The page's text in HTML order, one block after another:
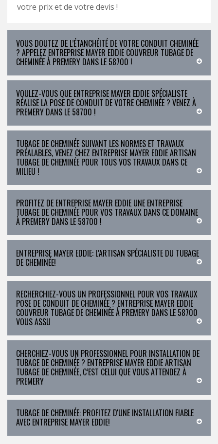
votre prix et de votre devis !
VOUS DOUTEZ DE L’ÉTANCHÉITÉ DE VOTRE CONDUIT CHEMINÉE
? APPELEZ ENTREPRISE MAYER EDDIE COUVREUR TUBAGE DE
CHEMINÉE À PREMERY DANS LE 58700 !
VOULEZ-VOUS QUE ENTREPRISE MAYER EDDIE SPÉCIALISTE
RÉALISE LA POSE DE CONDUIT DE VOTRE CHEMINÉE ? VENEZ À
PREMERY DANS LE 58700 !
TUBAGE DE CHEMINÉE SUIVANT LES NORMES ET TRAVAUX
PRÉALABLES, VENEZ CHEZ ENTREPRISE MAYER EDDIE ARTISAN
TUBAGE DE CHEMINÉE POUR TOUS VOS TRAVAUX DANS CE
MILIEU !
PROFITEZ DE ENTREPRISE MAYER EDDIE UNE ENTREPRISE
TUBAGE DE CHEMINÉE POUR VOS TRAVAUX DANS CE DOMAINE
À PREMERY DANS LE 58700 !
ENTREPRISE MAYER EDDIE: L'ARTISAN SPÉCIALISTE DU TUBAGE
DE CHEMINÉE!
RECHERCHIEZ-VOUS UN PROFESSIONNEL POUR VOS TRAVAUX
POSE DE CONDUIT DE CHEMINÉE ? ENTREPRISE MAYER EDDIE
COUVREUR TUBAGE DE CHEMINÉE À PREMERY DANS LE 58700
VOUS ASSU
CHERCHIEZ-VOUS UN PROFESSIONNEL POUR INSTALLATION DE
TUBAGE DE CHEMINÉE ? ENTREPRISE MAYER EDDIE ARTISAN
TUBAGE DE CHEMINÉE, C’EST CELUI QUE VOUS ATTENDEZ À
PREMERY
TUBAGE DE CHEMINÉE: PROFITEZ D'UNE INSTALLATION FIABLE
AVEC ENTREPRISE MAYER EDDIE!